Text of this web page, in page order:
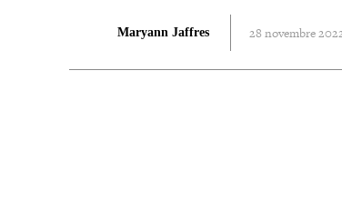
Maryann Jaffres 28 novembre